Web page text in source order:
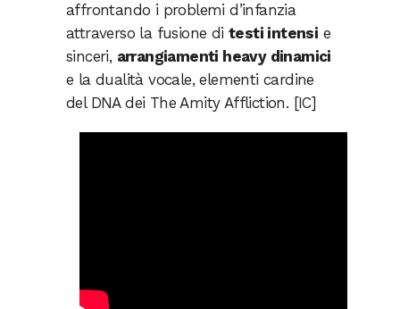
affrontando i problemi d’infanzia
attraverso la fusione di testi intensi e
sinceri, arrangiamenti heavy dinamici
e la dualità vocale, elementi cardine
del DNA dei The Amity Affliction. [IC]